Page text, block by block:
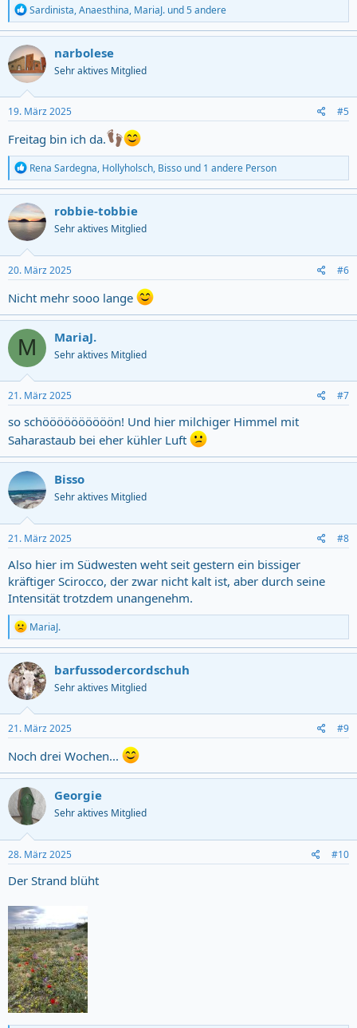
R
e
a
c
t
i
o
n
s
:
Sardinista,Anaesthina, MariaJ. und 5 andere
narbolese
Sehr aktives Mitglied
19. März 2025 #5
Freitag bin ich da.
R
e
a
c
t
i
o
n
s
:
Rena Sardegna, Hollyholsch, Bisso und 1 andere Person
robbie-tobbie
Sehr aktives Mitglied
20. März 2025 #6
Nicht mehr sooo lange
M MariaJ.
Sehr aktives Mitglied
21. März 2025 #7
so schöööööööööön! Und hier milchiger Himmel mit
Saharastaub bei eher kühler Luft
Bisso
Sehr aktives Mitglied
21. März 2025 #8
Also hier im Südwesten weht seit gestern ein bissiger
kräftiger Scirocco, der zwar nicht kalt ist, aber durch seine
Intensität trotzdem unangenehm.
R
e
a
c
t
i
o
n
s
:
MariaJ.
barfussodercordschuh
Sehr aktives Mitglied
21. März 2025 #9
Noch drei Wochen...
Georgie
Sehr aktives Mitglied
28. März 2025 #10
Der Strand blüht